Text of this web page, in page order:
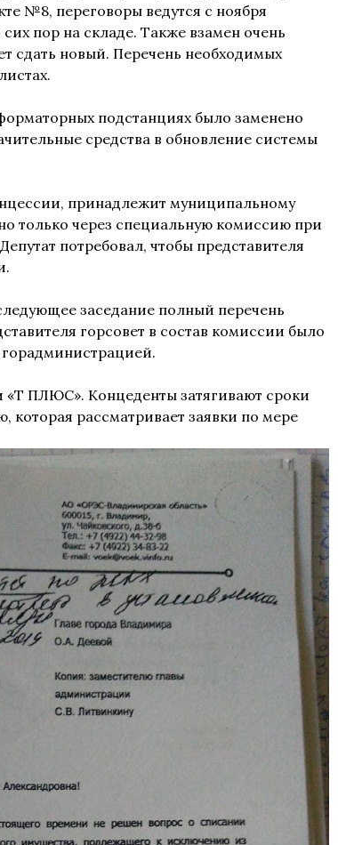
№8, переговоры ведутся с ноября
пор на складе. Также взамен очень
сдать новый. Перечень необходимых
подстанциях было заменено
средства в обновление системы
принадлежит муниципальному
только через специальную комиссию при
потребовал, чтобы представителя
заседание полный перечень
горсовет в состав комиссии было
горадминистрацией.
«Т ПЛЮС». Концеденты затягивают сроки
рассматривает заявки по мере